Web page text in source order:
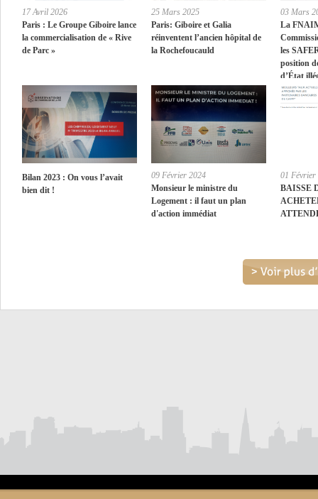
17 Avril 2026
Paris : Le Groupe Giboire lance
la commercialisation de « Rive
de Parc »
25 Mars 2025
Paris: Giboire et Galia
réinventent l’ancien hôpital de
la Rochefoucauld
03 Mars
La
les
position
d’État
Bilan 2023 : On vous l’avait
bien dit !
09 Février 2024
Monsieur le ministre du
Logement : il faut un plan
d'action immédiat
01 Février
BAISSE